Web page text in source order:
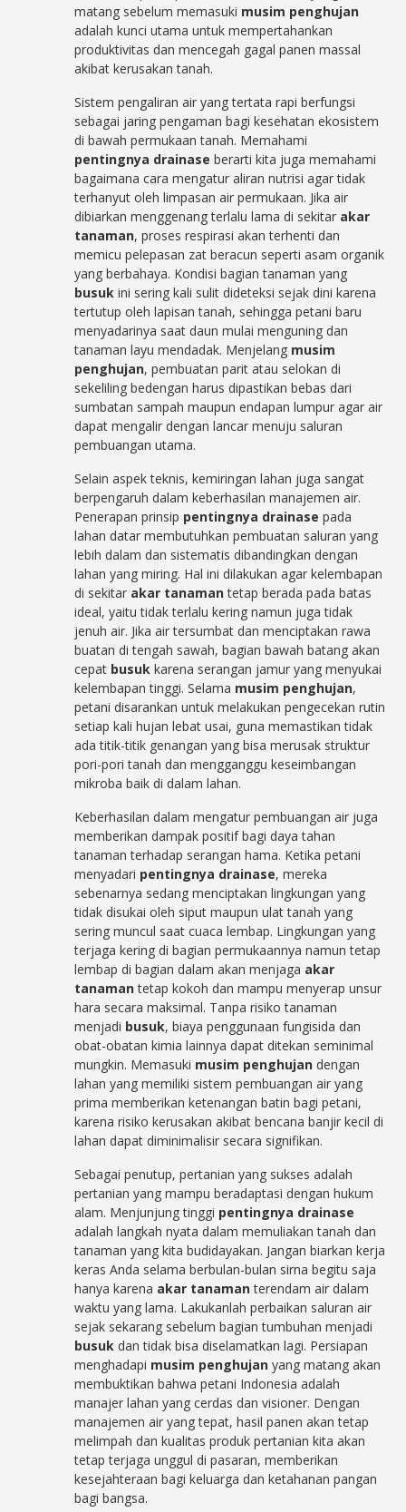
matang sebelum memasuki musim penghujan
adalah kunci utama untuk mempertahankan
produktivitas dan mencegah gagal panen massal
akibat kerusakan tanah.
Sistem pengaliran air yang tertata rapi berfungsi
sebagai jaring pengaman bagi kesehatan ekosistem
di bawah permukaan tanah. Memahami
pentingnya drainase berarti kita juga memahami
bagaimana cara mengatur aliran nutrisi agar tidak
terhanyut oleh limpasan air permukaan. Jika air
dibiarkan menggenang terlalu lama di sekitar akar
tanaman, proses respirasi akan terhenti dan
memicu pelepasan zat beracun seperti asam organik
yang berbahaya. Kondisi bagian tanaman yang
busuk ini sering kali sulit dideteksi sejak dini karena
tertutup oleh lapisan tanah, sehingga petani baru
menyadarinya saat daun mulai menguning dan
tanaman layu mendadak. Menjelang musim
penghujan, pembuatan parit atau selokan di
sekeliling bedengan harus dipastikan bebas dari
sumbatan sampah maupun endapan lumpur agar air
dapat mengalir dengan lancar menuju saluran
pembuangan utama.
Selain aspek teknis, kemiringan lahan juga sangat
berpengaruh dalam keberhasilan manajemen air.
Penerapan prinsip pentingnya drainase pada
lahan datar membutuhkan pembuatan saluran yang
lebih dalam dan sistematis dibandingkan dengan
lahan yang miring. Hal ini dilakukan agar kelembapan
di sekitar akar tanamantetap berada pada batas
ideal, yaitu tidak terlalu kering namun juga tidak
jenuh air. Jika air tersumbat dan menciptakan rawa
buatan di tengah sawah, bagian bawah batang akan
cepat busuk karena serangan jamur yang menyukai
kelembapan tinggi. Selama musim penghujan,
petani disarankan untuk melakukan pengecekan rutin
setiap kali hujan lebat usai, guna memastikan tidak
ada titik-titik genangan yang bisa merusak struktur
pori-pori tanah dan mengganggu keseimbangan
mikroba baik di dalam lahan.
Keberhasilan dalam mengatur pembuangan air juga
memberikan dampak positif bagi daya tahan
tanaman terhadap serangan hama. Ketika petani
menyadari pentingnya drainase, mereka
sebenarnya sedang menciptakan lingkungan yang
tidak disukai oleh siput maupun ulat tanah yang
sering muncul saat cuaca lembap. Lingkungan yang
terjaga kering di bagian permukaannya namun tetap
lembap di bagian dalam akan menjaga akar
tanamantetap kokoh dan mampu menyerap unsur
hara secara maksimal. Tanpa risiko tanaman
menjadi busuk, biaya penggunaan fungisida dan
obat-obatan kimia lainnya dapat ditekan seminimal
mungkin. Memasuki musim penghujan dengan
lahan yang memiliki sistem pembuangan air yang
prima memberikan ketenangan batin bagi petani,
karena risiko kerusakan akibat bencana banjir kecil di
lahan dapat diminimalisir secara signifikan.
Sebagai penutup, pertanian yang sukses adalah
pertanian yang mampu beradaptasi dengan hukum
alam. Menjunjung tinggi pentingnya drainase
adalah langkah nyata dalam memuliakan tanah dan
tanaman yang kita budidayakan. Jangan biarkan kerja
keras Anda selama berbulan-bulan sirna begitu saja
hanya karena akar tanamanterendam air dalam
waktu yang lama. Lakukanlah perbaikan saluran air
sejak sekarang sebelum bagian tumbuhan menjadi
busuk dan tidak bisa diselamatkan lagi. Persiapan
menghadapi musim penghujan yang matang akan
membuktikan bahwa petani Indonesia adalah
manajer lahan yang cerdas dan visioner. Dengan
manajemen air yang tepat, hasil panen akan tetap
melimpah dan kualitas produk pertanian kita akan
tetap terjaga unggul di pasaran, memberikan
kesejahteraan bagi keluarga dan ketahanan pangan
bagi bangsa.